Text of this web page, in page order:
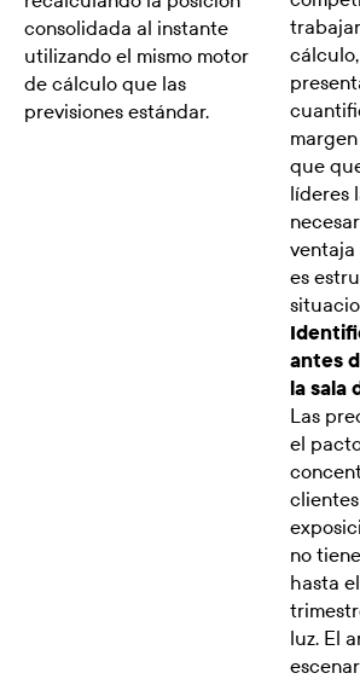
consolidada al instante
utilizando el mismo motor
de cálculo que las
previsiones estándar.
que
líderes
ventaja
es
antes
la sala
Las
el
no
hasta
luz. El